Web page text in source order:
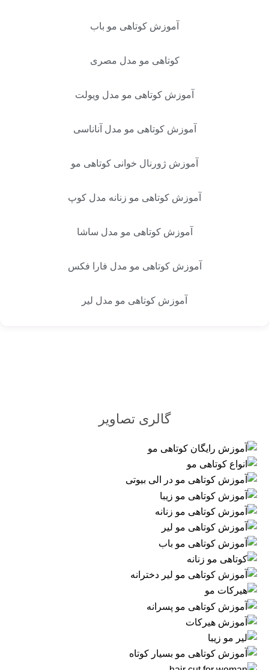
آموزش کوتاهی مو باب
کوتاهی مو مدل مصری
آموزش کوتاهی مو مدل ویولت
آموزش کوتاهی مو مدل آناناسی
آموزش ژورنال‌ خوانی کوتاهی مو
آموزش کوتاهی مو زنانه مدل کوپ
آموزش کوتاهی مو مدل ساشا
آموزش کوتاهی مو مدل فارا فکس
آموزش کوتاهی مو مدل لیر
گالری تصاویر